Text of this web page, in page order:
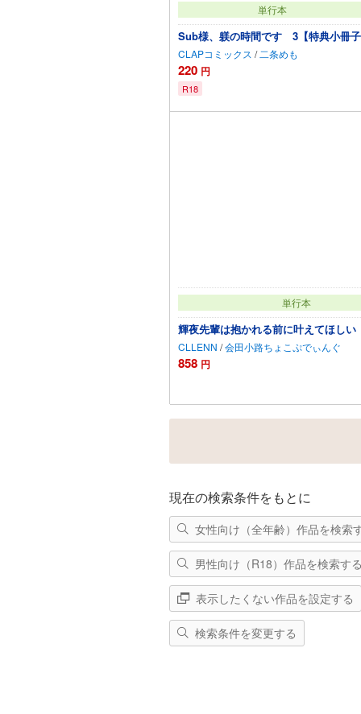
単行本
Sub様、躾の時間です 3【特典小冊
CLAPコミックス / 二条めも
220 円
R18
単行本
輝夜先輩は抱かれる前に叶えてほしい
CLLENN /会田小路ちょこぷでぃんぐ
858 円
現在の検索条件をもとに
女性向け（全年齢）作品を検索
男性向け（R18）作品を検索す
表示したくない作品を設定する
検索条件を変更する